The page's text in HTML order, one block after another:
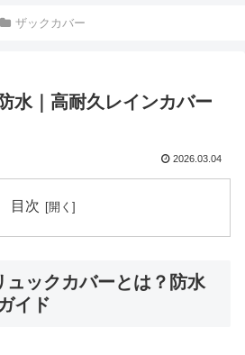
ザックカバー
水｜高耐久レインカバー
2026.03.04
目次
ュックカバーとは？防水
イド